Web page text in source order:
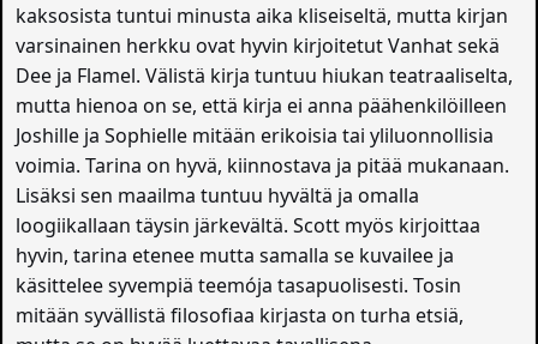
kaksosista tuntui minusta aika kliseiseltä, mutta kirjan
varsinainen herkku ovat hyvin kirjoitetut Vanhat sekä
Dee ja Flamel. Välistä kirja tuntuu hiukan teatraaliselta,
mutta hienoa on se, että kirja ei anna päähenkilöilleen
Joshille ja Sophielle mitään erikoisia tai yliluonnollisia
voimia. Tarina on hyvä, kiinnostava ja pitää mukanaan.
Lisäksi sen maailma tuntuu hyvältä ja omalla
loogiikallaan täysin järkevältä. Scott myös kirjoittaa
hyvin, tarina etenee mutta samalla se kuvailee ja
käsittelee syvempiä teemója tasapuolisesti. Tosin
mitään syvällistä filosofiaa kirjasta on turha etsiä,